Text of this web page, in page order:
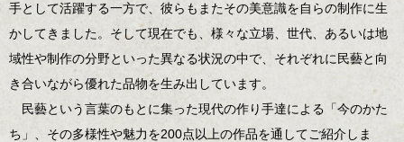
手として活躍する一方で、彼らもまたその美意識を自らの制作に生
かしてきました。そして現在でも、様々な立場、世代、あるいは地
域性や制作の分野といった異なる状況の中で、それぞれに民藝と向
き合いながら優れた品物を生み出しています。
民藝という言葉のもとに集った現代の作り手達による「今のかた
ち」、その多様性や魅力を200点以上の作品を通してご紹介しま